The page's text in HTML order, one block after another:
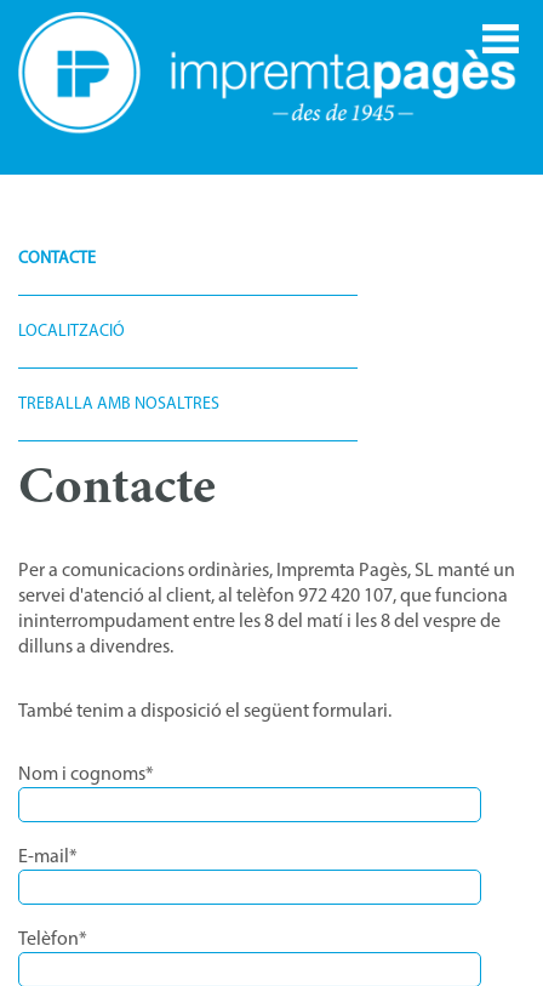
CONTACTE
LOCALITZACIÓ
TREBALLA AMB NOSALTRES
Contacte
Per a comunicacions ordinàries, Impremta Pagès, SL manté un
servei d'atenció al client, al telèfon 972 420 107, que funciona
ininterrompudament entre les 8 del matí i les 8 del vespre de
dilluns a divendres.
També tenim a disposició el següent formulari.
Nom i cognoms*
E-mail*
Telèfon*